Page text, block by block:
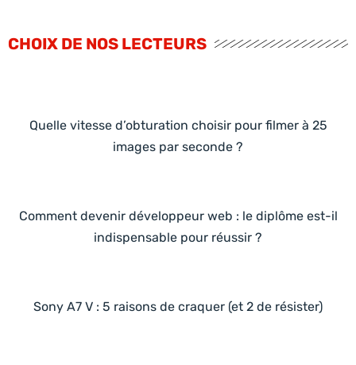
CHOIX DE NOS LECTEURS
Quelle vitesse d’obturation choisir pour filmer à 25
images par seconde ?
Comment devenir développeur web : le diplôme est-il
indispensable pour réussir ?
Sony A7 V : 5 raisons de craquer (et 2 de résister)